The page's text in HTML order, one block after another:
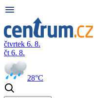
čtvrtek 6. 8.
čt 6. 8.
28°C